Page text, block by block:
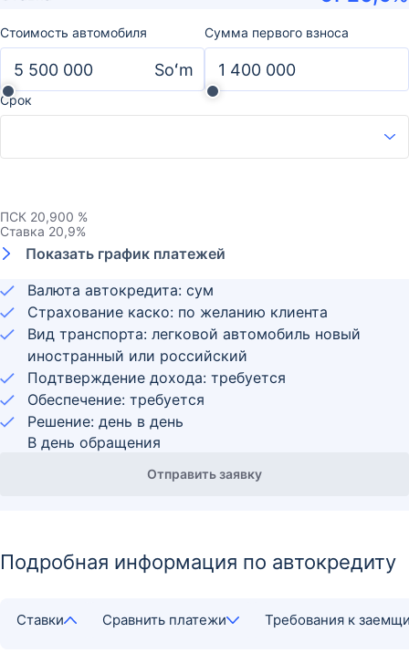
Валюта автокредита: сум
Страхование каско: по желанию клиента
Вид транспорта: легковой автомобиль новый
иностранный или российский
Подтверждение дохода: требуется
Обеспечение: требуется
Решение: день в день
В день обращения
Отправить заявку
Стоимость автомобиля
Soʻm
Сумма первого взноса
Срок
ПСК 20,900 %
Ставка 20,9%
Показать график платежей
Подробная информация по автокредиту
Ставки Сравнить платежи Требования к